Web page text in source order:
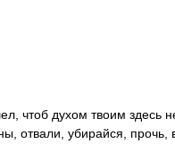
чтоб духом твоим здесь
отвали, убирайся, прочь,